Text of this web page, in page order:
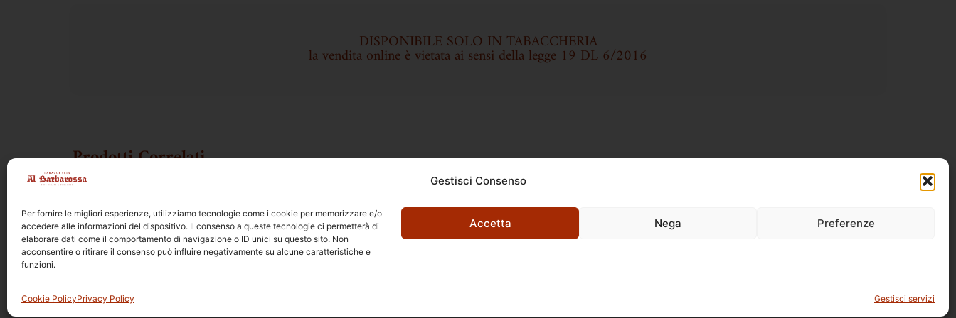
Gestisci Consenso
Per fornire le migliori esperienze, utilizziamo tecnologie come i cookie per memorizzare e/o
accedere alle informazioni del dispositivo. Il consenso a queste tecnologie ci permetterà di
elaborare dati come il comportamento di navigazione o ID unici su questo sito. Non
acconsentire o ritirare il consenso può influire negativamente su alcune caratteristiche e
funzioni.
Gestisci servizi
Accetta Nega Preferenze
Cookie PolicyPrivacy Policy
DISPONIBILE SOLO IN TABACCHERIA
la vendita online è vietata ai sensi della legge 19 DL 6/2016
Prodotti Correlati
Privacy Policy